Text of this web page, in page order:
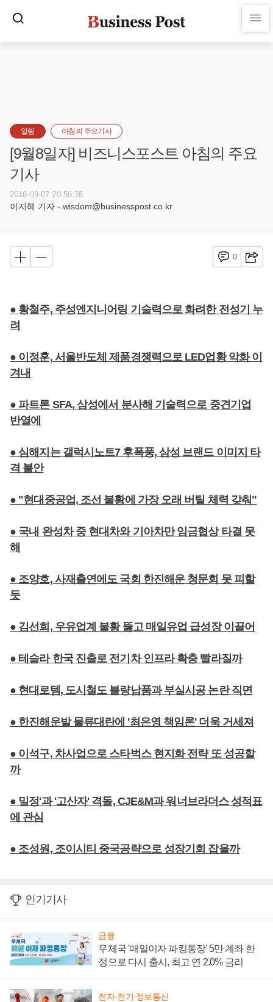
알림 아침의 주요기사
[9월8일자] 비즈니스포스트 아침의 주요
기사
2016-09-07 20:56:38
이지혜 기자 - wisdom@businesspost.co.kr
0
● 황철주, 주성엔지니어링 기술력으로 화려한 전성기 누
려
● 이정훈, 서울반도체 제품경쟁력으로 LED업황 악화 이
겨내
● 파트론 SFA, 삼성에서 분사해 기술력으로 중견기업
반열에
● 심해지는 갤럭시노트7 후폭풍, 삼성 브랜드 이미지 타
격 불안
● "현대중공업, 조선 불황에 가장 오래 버틸 체력 갖춰"
● 국내 완성차 중 현대차와 기아차만 임금협상 타결 못
해
● 조양호, 사재출연에도 국회 한진해운 청문회 못 피할
듯
● 김선희, 우유업계 불황 뚫고 매일유업 급성장 이끌어
● 테슬라 한국 진출로 전기차 인프라 확충 빨라질까
● 현대로템, 도시철도 불량납품과 부실시공 논란 직면
● 한진해운발 물류대란에 '최은영 책임론' 더욱 거세져
● 이석구, 차사업으로 스타벅스 현지화 전략 또 성공할
까
● 밀정'과 '고산자' 격돌, CJE&M과 워너브라더스 성적표
에 관심
● 조성원, 조이시티 중국공략으로 성장기회 잡을까
인기기사
금융
우체국 '매일이자 파킹통장' 5만 계좌 한
정으로 다시 출시, 최고 연 2.0% 금리
전자·전기·정보통신